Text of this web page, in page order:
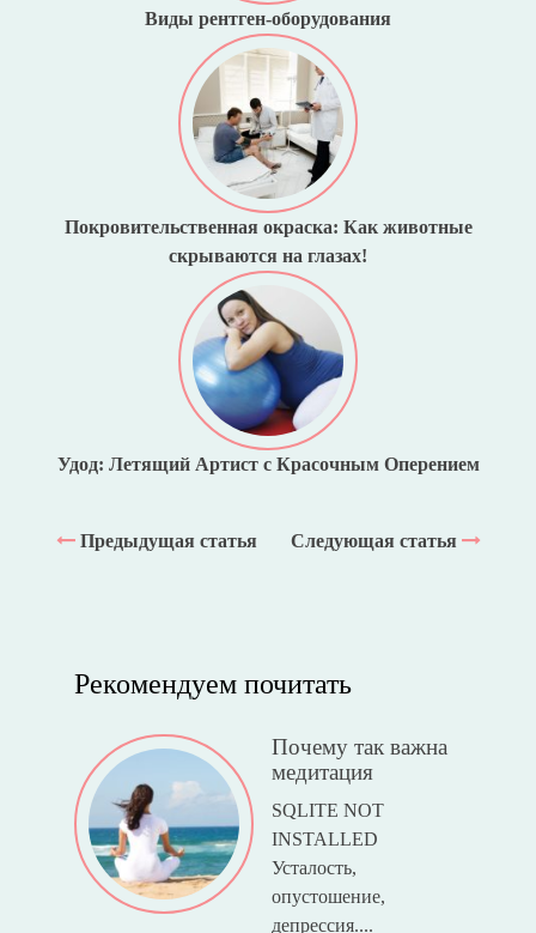
Виды рентген-оборудования
Покровительственная окраска: Как животные
скрываются на глазах!
Удод: Летящий Артист с Красочным Оперением
Предыдущая статья Следующая статья
Рекомендуем почитать
Почему так важна
медитация
SQLITE NOT
INSTALLED
Усталость,
опустошение,
депрессия....